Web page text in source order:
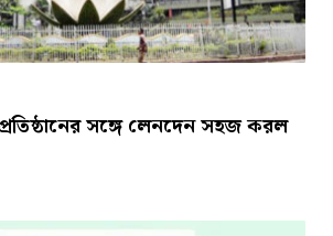
সঙ্গে লেনদেন সহজ করল